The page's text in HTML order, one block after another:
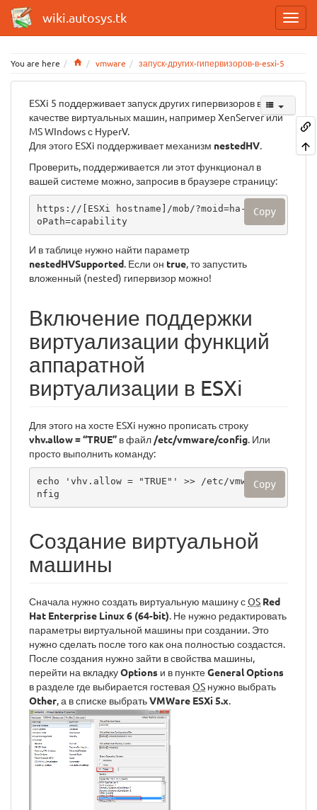
wiki.autosys.tk
You are here Homevmware запуск-других-гипервизоров-в-esxi-5
ESXi 5 поддерживает запуск других гипервизоров в
качестве виртуальных машин, например XenServer или
MS WIndows с HyperV.
Для этого ESXi поддерживает механизм nestedHV.
Проверить, поддерживается ли этот функционал в
вашей системе можно, запросив в браузере страницу:
https://[ESXi hostname]/mob/?moid=ha-host&d
oPath=capability
Copy
И в таблице нужно найти параметр
nestedHVSupported. Если он true, то запустить
вложенный (nested) гипервизор можно!
Включение поддержки
виртуализации функций
аппаратной
виртуализации в ESXi
Для этого на хосте ESXi нужно прописать строку
vhv.allow = “TRUE” в файл /etc/vmware/config. Или
просто выполнить команду:
echo 'vhv.allow = "TRUE"' >> /etc/vmware/co
nfig
Copy
Создание виртуальной
машины
Сначала нужно создать виртуальную машину сOS Red
Hat Enterprise Linux 6 (64-bit). Не нужно редактировать
параметры виртуальной машины при создании. Это
нужно сделать после того как она полностью создастся.
После создания нужно зайти в свойства машины,
перейти на вкладкуOptions и в пунктеGeneral Options
в разделе где выбирается гостевая OS нужно выбрать
Other, а в списке выбратьVMWare ESXi 5.x.